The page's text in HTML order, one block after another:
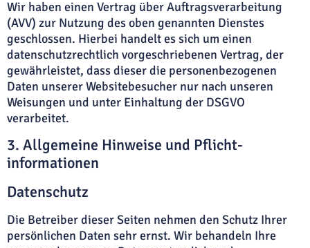
Wir haben einen Vertrag über Auftragsverarbeitung
(AVV) zur Nutzung des oben genannten Dienstes
geschlossen. Hierbei handelt es sich um einen
datenschutzrechtlich vorgeschriebenen Vertrag, der
gewährleistet, dass dieser die personenbezogenen
Daten unserer Websitebesucher nur nach unseren
Weisungen und unter Einhaltung der DSGVO
verarbeitet.
3. Allgemeine Hinweise und Pflicht­
informationen
Datenschutz
Die Betreiber dieser Seiten nehmen den Schutz Ihrer
persönlichen Daten sehr ernst. Wir behandeln Ihre